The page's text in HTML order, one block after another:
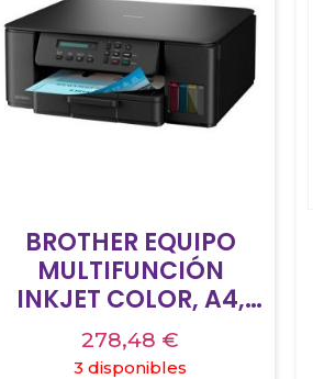
BROTHER EQUIPO
MULTIFUNCIÓN
INKJET COLOR, A4,
WIFI , DUPLEX –
DCPT580DW
278,48 €
3 disponibles